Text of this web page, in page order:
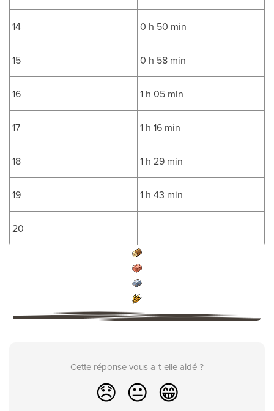
14 0 h 50 min
15 0 h 58 min
16 1 h 05 min
17 1 h 16 min
18 1 h 29 min
19 1 h 43 min
20
Cette réponse vous a-t-elle aidé ?
😞 😐 😁